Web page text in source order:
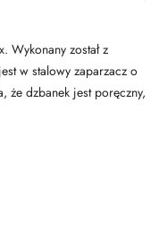
Wykonany został z
w stalowy zaparzacz o
że dzbanek jest poręczny,